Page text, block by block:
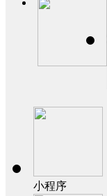
小程序